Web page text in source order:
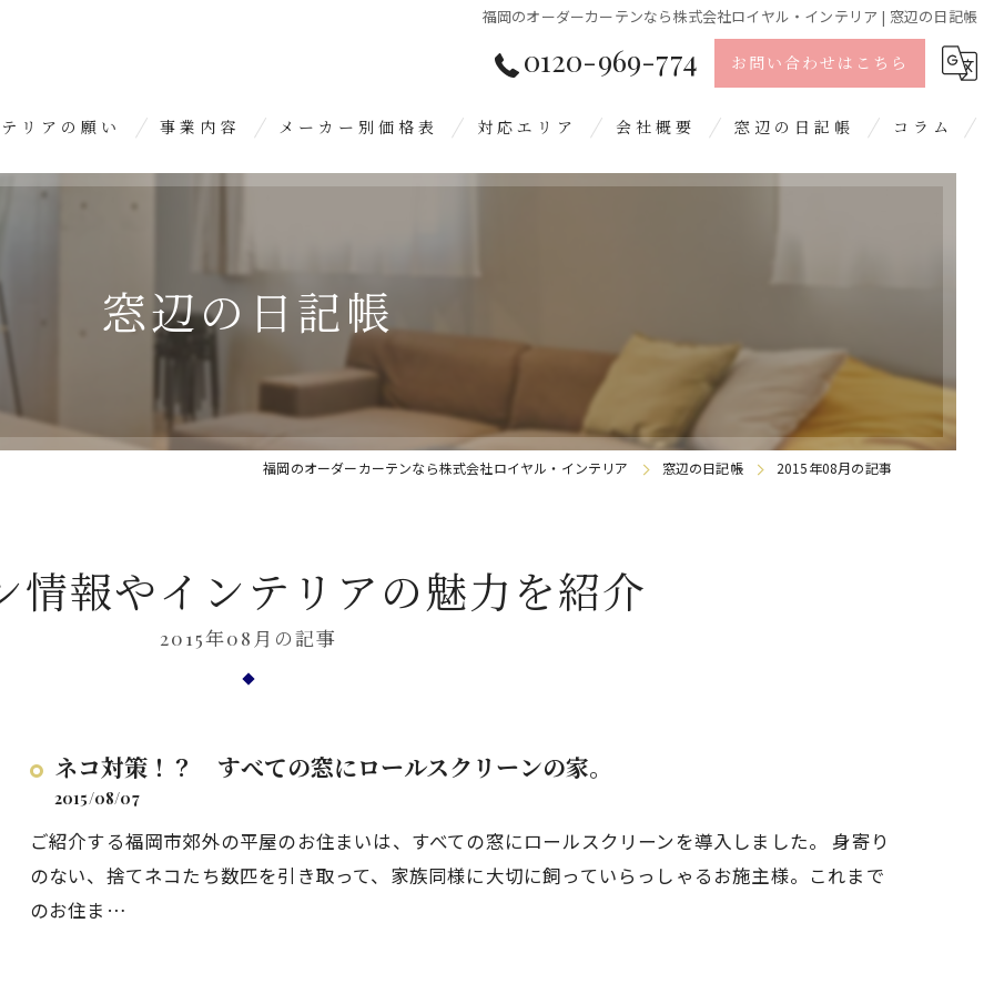
福岡のオーダーカーテンなら株式会社ロイヤル・インテリア | 窓辺の日記帳
0120-969-774 お問い合わせはこちら
リアの願い 事業内容
内装リフォーム
メーカー別価格表 対応エリア 会社概要 窓辺の日記帳 コラム
窓辺の日記帳
福岡のオーダーカーテンなら株式会社ロイヤル・インテリア 窓辺の日記帳 2015年08月の記事
情報やインテリアの魅力を紹介
2015年08月の記事
ネコ対策！？ すべての窓にロールスクリーンの家。
2015/08/07
ご紹介する福岡市郊外の平屋のお住まいは、すべての窓にロールスクリーンを導入しました。 身寄り
のない、捨てネコたち数匹を引き取って、家族同様に大切に飼っていらっしゃるお施主様。これまで
のお住ま…